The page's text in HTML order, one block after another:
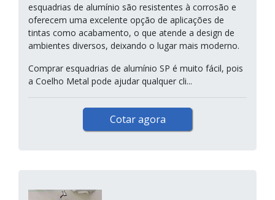
esquadrias de alumínio são resistentes à corrosão e
oferecem uma excelente opção de aplicações de
tintas como acabamento, o que atende a design de
ambientes diversos, deixando o lugar mais moderno.
Comprar esquadrias de alumínio SP é muito fácil, pois
a Coelho Metal pode ajudar qualquer cli...
Cotar agora